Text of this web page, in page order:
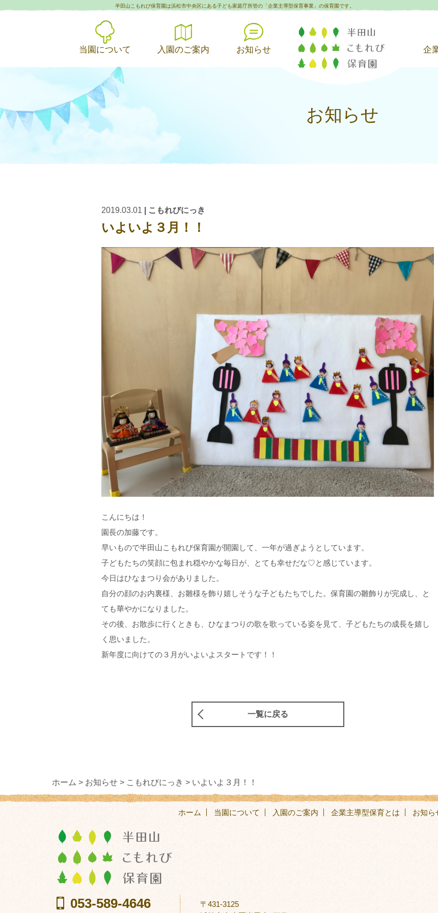
半田山こもれび保育園は浜松市中央区にある子ども家庭庁所管の「企業主導型保育事業」の保育園です。
当園について 入園のご案内 お知らせ 企
お知らせ
2019.03.01 こもれびにっき
いよいよ３月！！
こんにちは！
園長の加藤です。
早いもので半田山こもれび保育園が開園して、一年が過ぎようとしています。
子どもたちの笑顔に包まれ穏やかな毎日が、とても幸せだな♡と感じています。
今日はひなまつり会がありました。
自分の顔のお内裏様、お雛様を飾り嬉しそうな子どもたちでした。保育園の雛飾りが完成し、と
ても華やかになりました。
その後、お散歩に行くときも、ひなまつりの歌を歌っている姿を見て、子どもたちの成長を嬉し
く思いました。
新年度に向けての３月がいよいよスタートです！！
一覧に戻る
ホーム > お知らせ > こもれびにっき > いよいよ３月！！
ホーム 当園について 入園のご案内 企業主導型保育とは お知ら
053-589-4646
〒431-3125